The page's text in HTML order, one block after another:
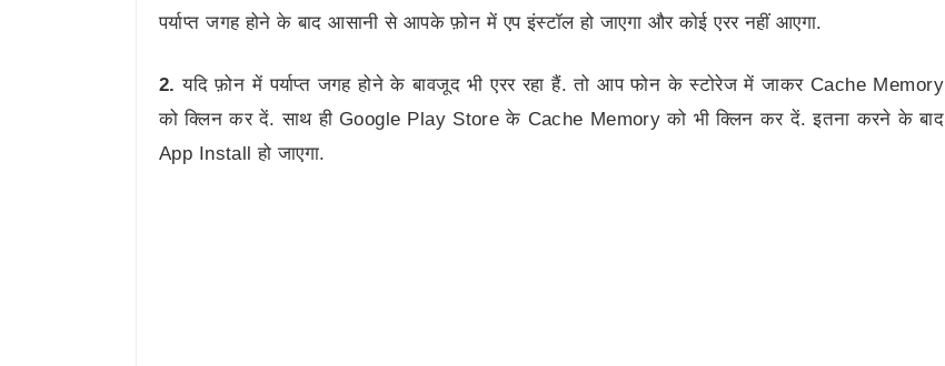
पर्याप्त जगह होने के बाद आसानी से आपके फ़ोन में एप इंस्टॉल हो जाएगा और कोई एरर नहीं आएगा.
2. यदि फ़ोन में पर्याप्त जगह होने के बावजूद भी एरर रहा हैं. तो आप फोन के स्टोरेज में जाकर Cache Memory
को क्लिन कर दें. साथ ही Google Play Store के Cache Memory को भी क्लिन कर दें. इतना करने के बाद
App Install हो जाएगा.